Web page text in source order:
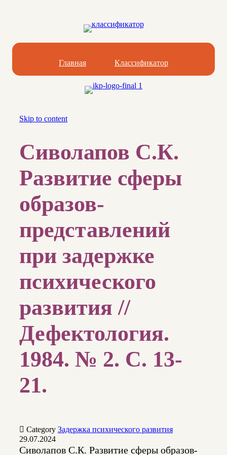
Главная Классификатор
Skip to content
Сиволапов С.К.
Развитие сферы
образов-
представлений
при задержке
психического
развития //
Дефектология.
1984. № 2. С. 13-
21.
 Category Задержка психического развития
29.07.2024
Сиволапов С.К. Развитие сферы образов-